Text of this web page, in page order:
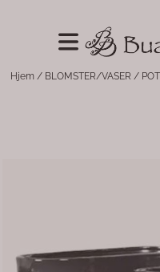
Hopp til innhold
Hjem / BLOMSTER/VASER /